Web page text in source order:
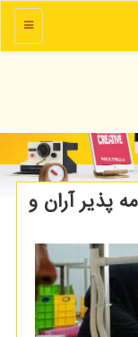
منو
پذیر آران و